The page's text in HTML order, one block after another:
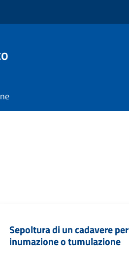
Sepoltura di un cadavere per
inumazione o tumulazione